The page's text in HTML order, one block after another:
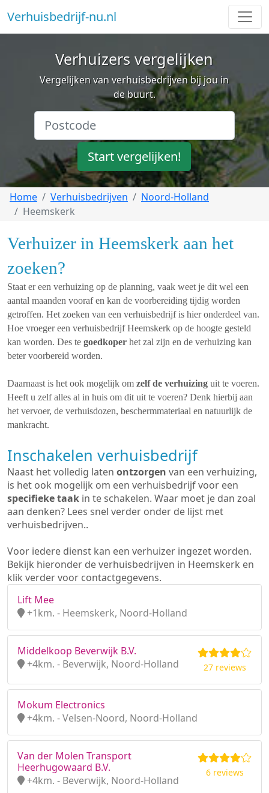
Verhuisbedrijf-nu.nl
Verhuizers vergelijken
Vergelijken van verhuisbedrijven bij jou in
de buurt.
Start vergelijken!
Home Verhuisbedrijven
Noord-Holland
Heemskerk
Verhuizer in Heemskerk aan het
zoeken?
Staat er een verhuizing op de planning, vaak weet je dit wel een
aantal maanden vooraf en kan de voorbereiding tijdig worden
getroffen. Het zoeken van een verhuisbedrijf is hier onderdeel van.
Hoe vroeger een verhuisbedrijf Heemskerk op de hoogte gesteld
kan worden. Des te goedkoper het zal zijn en de verhuizing kan
beter voorbereid worden.
Daarnaast is het ook mogelijk om zelf de verhuizing uit te voeren.
Heeft u zelf alles al in huis om dit uit te voeren? Denk hierbij aan
het vervoer, de verhuisdozen, beschermmateriaal en natuurlijk de
mankracht.
Inschakelen verhuisbedrijf
Naast het volledig laten ontzorgen van een verhuizing,
is het ook mogelijk om een verhuisbedrijf voor een
specifieke taak in te schakelen. Waar moet je dan zoal
aan denken? Lees snel verder onder de lijst met
verhuisbedrijven..
Voor iedere dienst kan een verhuizer ingezet worden.
Bekijk hieronder de verhuisbedrijven in Heemskerk en
klik verder voor contactgegevens.
Lift Mee
+1km. - Heemskerk, Noord-Holland
Middelkoop Beverwijk B.V.
+4km. - Beverwijk, Noord-Holland
27 reviews
Mokum Electronics
+4km. - Velsen-Noord, Noord-Holland
Van der Molen Transport
Heerhugowaard B.V.
+4km. - Beverwijk, Noord-Holland
6 reviews